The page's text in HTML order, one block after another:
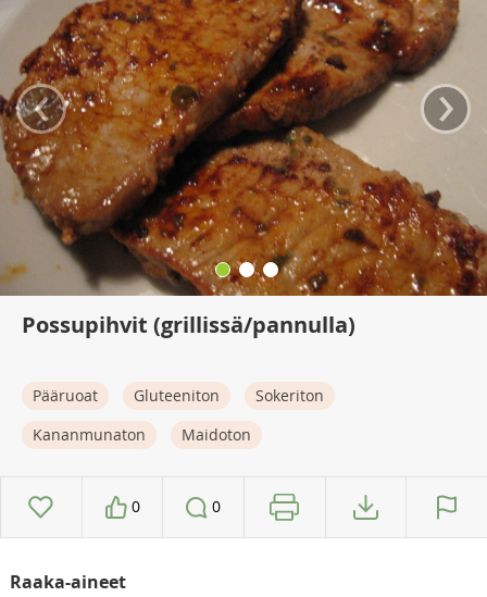
‹ ›
Possupihvit (grillissä/pannulla)
Pääruoat Gluteeniton
Sokeriton
Kananmunaton
Maidoton
0 0
Raaka-aineet